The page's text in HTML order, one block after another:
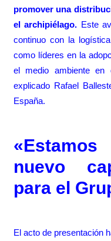
promover una
el archipiélago. Este
continuo con la
como líderes en la
el medio ambiente en
explicado Rafael
España.
nuevo
para el
El acto de presentación